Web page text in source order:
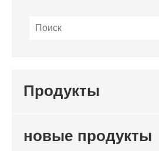
Продукты
новые продукты